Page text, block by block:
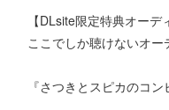
【DLsite限定特典オーデ
ここでしか聴けないオー
『さつきとスピカのコン